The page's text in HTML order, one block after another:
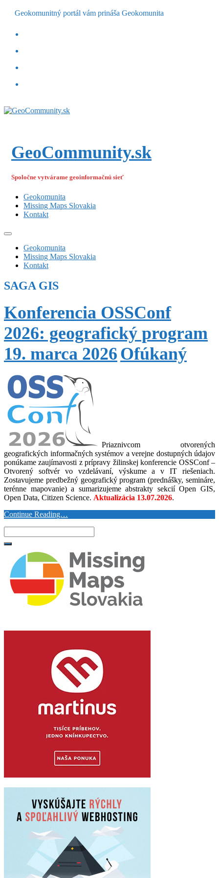
Geokomunitný portál vám prináša Geokomunita
GeoCommunity.sk
Spoločne vytvárame geoinformačnú sieť
Geokomunita
Missing Maps Slovakia
Kontakt
Geokomunita
Missing Maps Slovakia
Kontakt
SAGA GIS
Konferencia OSSConf
2026: geografický program
19. marca 2026 Ofúkaný
Priaznivcom otvorených
geografických informačných systémov a verejne dostupných údajov
ponúkame zaujímavosti z prípravy žilinskej konferencie OSSConf –
Otvorený softvér vo vzdelávaní, výskume a v IT riešeniach.
Zostavujeme predbežný geografický program (prednášky, semináre,
terénne mapovanie) a sumarizujeme abstrakty sekcií Open GIS,
Open Data, Citizen Science. Aktualizácia 13.07.2026.
Continue Reading…
for: